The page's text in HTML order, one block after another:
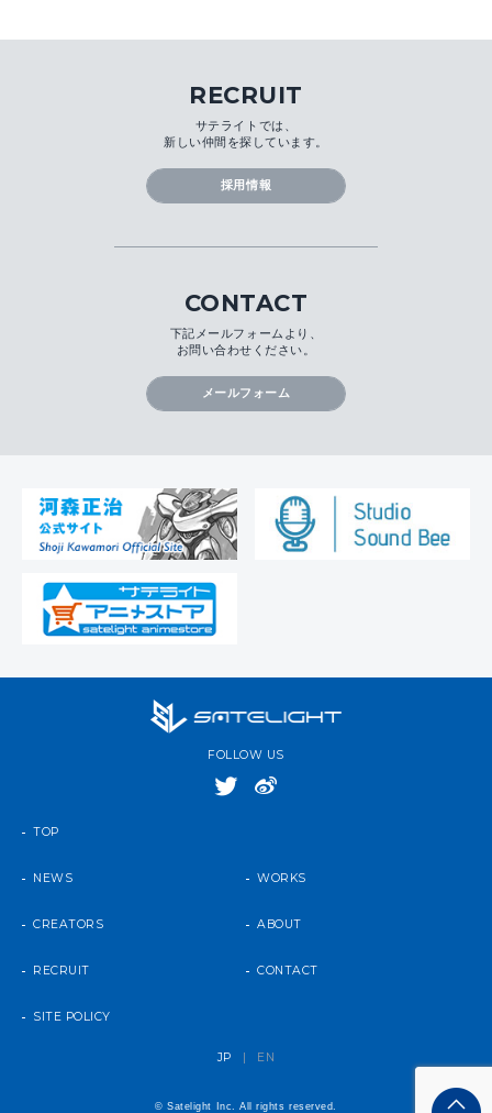
RECRUIT
サテライトでは、
新しい仲間を探しています。
採用情報
CONTACT
下記メールフォームより、
お問い合わせください。
メールフォーム
FOLLOW US
TOP
NEWS WORKS
CREATORS ABOUT
RECRUIT CONTACT
SITE POLICY
JP | EN
© Satelight Inc. All rights reserved.